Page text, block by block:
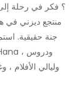
منتجع ديزني في
جنة حقيقية.